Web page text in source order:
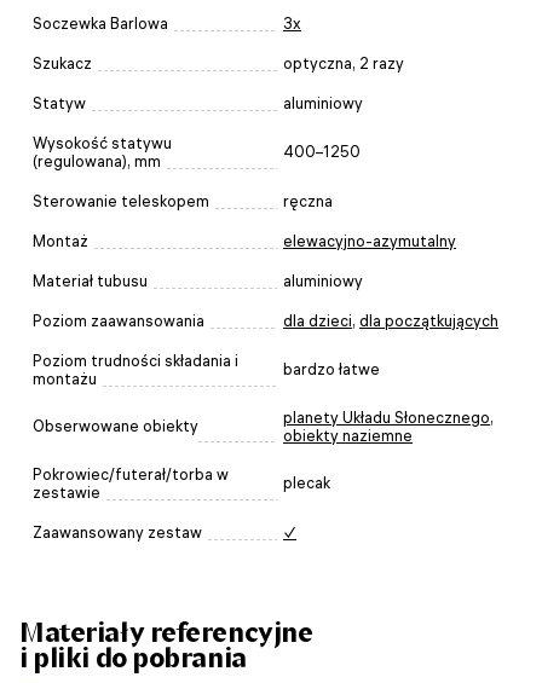
Soczewka Barlowa 3x
Szukacz optyczna, 2 razy
Statyw aluminiowy
Wysokość statywu
(regulowana), mm
400–1250
Sterowanie teleskopem ręczna
Montaż elewacyjno-azymutalny
Materiał tubusu aluminiowy
Poziom zaawansowania dla dzieci, dla początkujących
Poziom trudności składania i
montażu
bardzo łatwe
Obserwowane obiekty planety Układu Słonecznego,
obiekty naziemne
Pokrowiec/futerał/torba w
zestawie
plecak
Zaawansowany zestaw ✓
Materiały referencyjne
i pliki do pobrania